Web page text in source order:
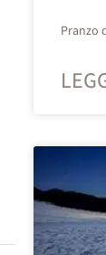
Pranzo